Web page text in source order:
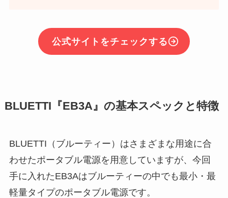
公式サイトをチェックする
BLUETTI『EB3A』の基本スペックと特徴
BLUETTI（ブルーティー）はさまざまな用途に合
わせたポータブル電源を用意していますが、今回
手に入れたEB3Aはブルーティーの中でも最小・最
軽量タイプのポータブル電源です。